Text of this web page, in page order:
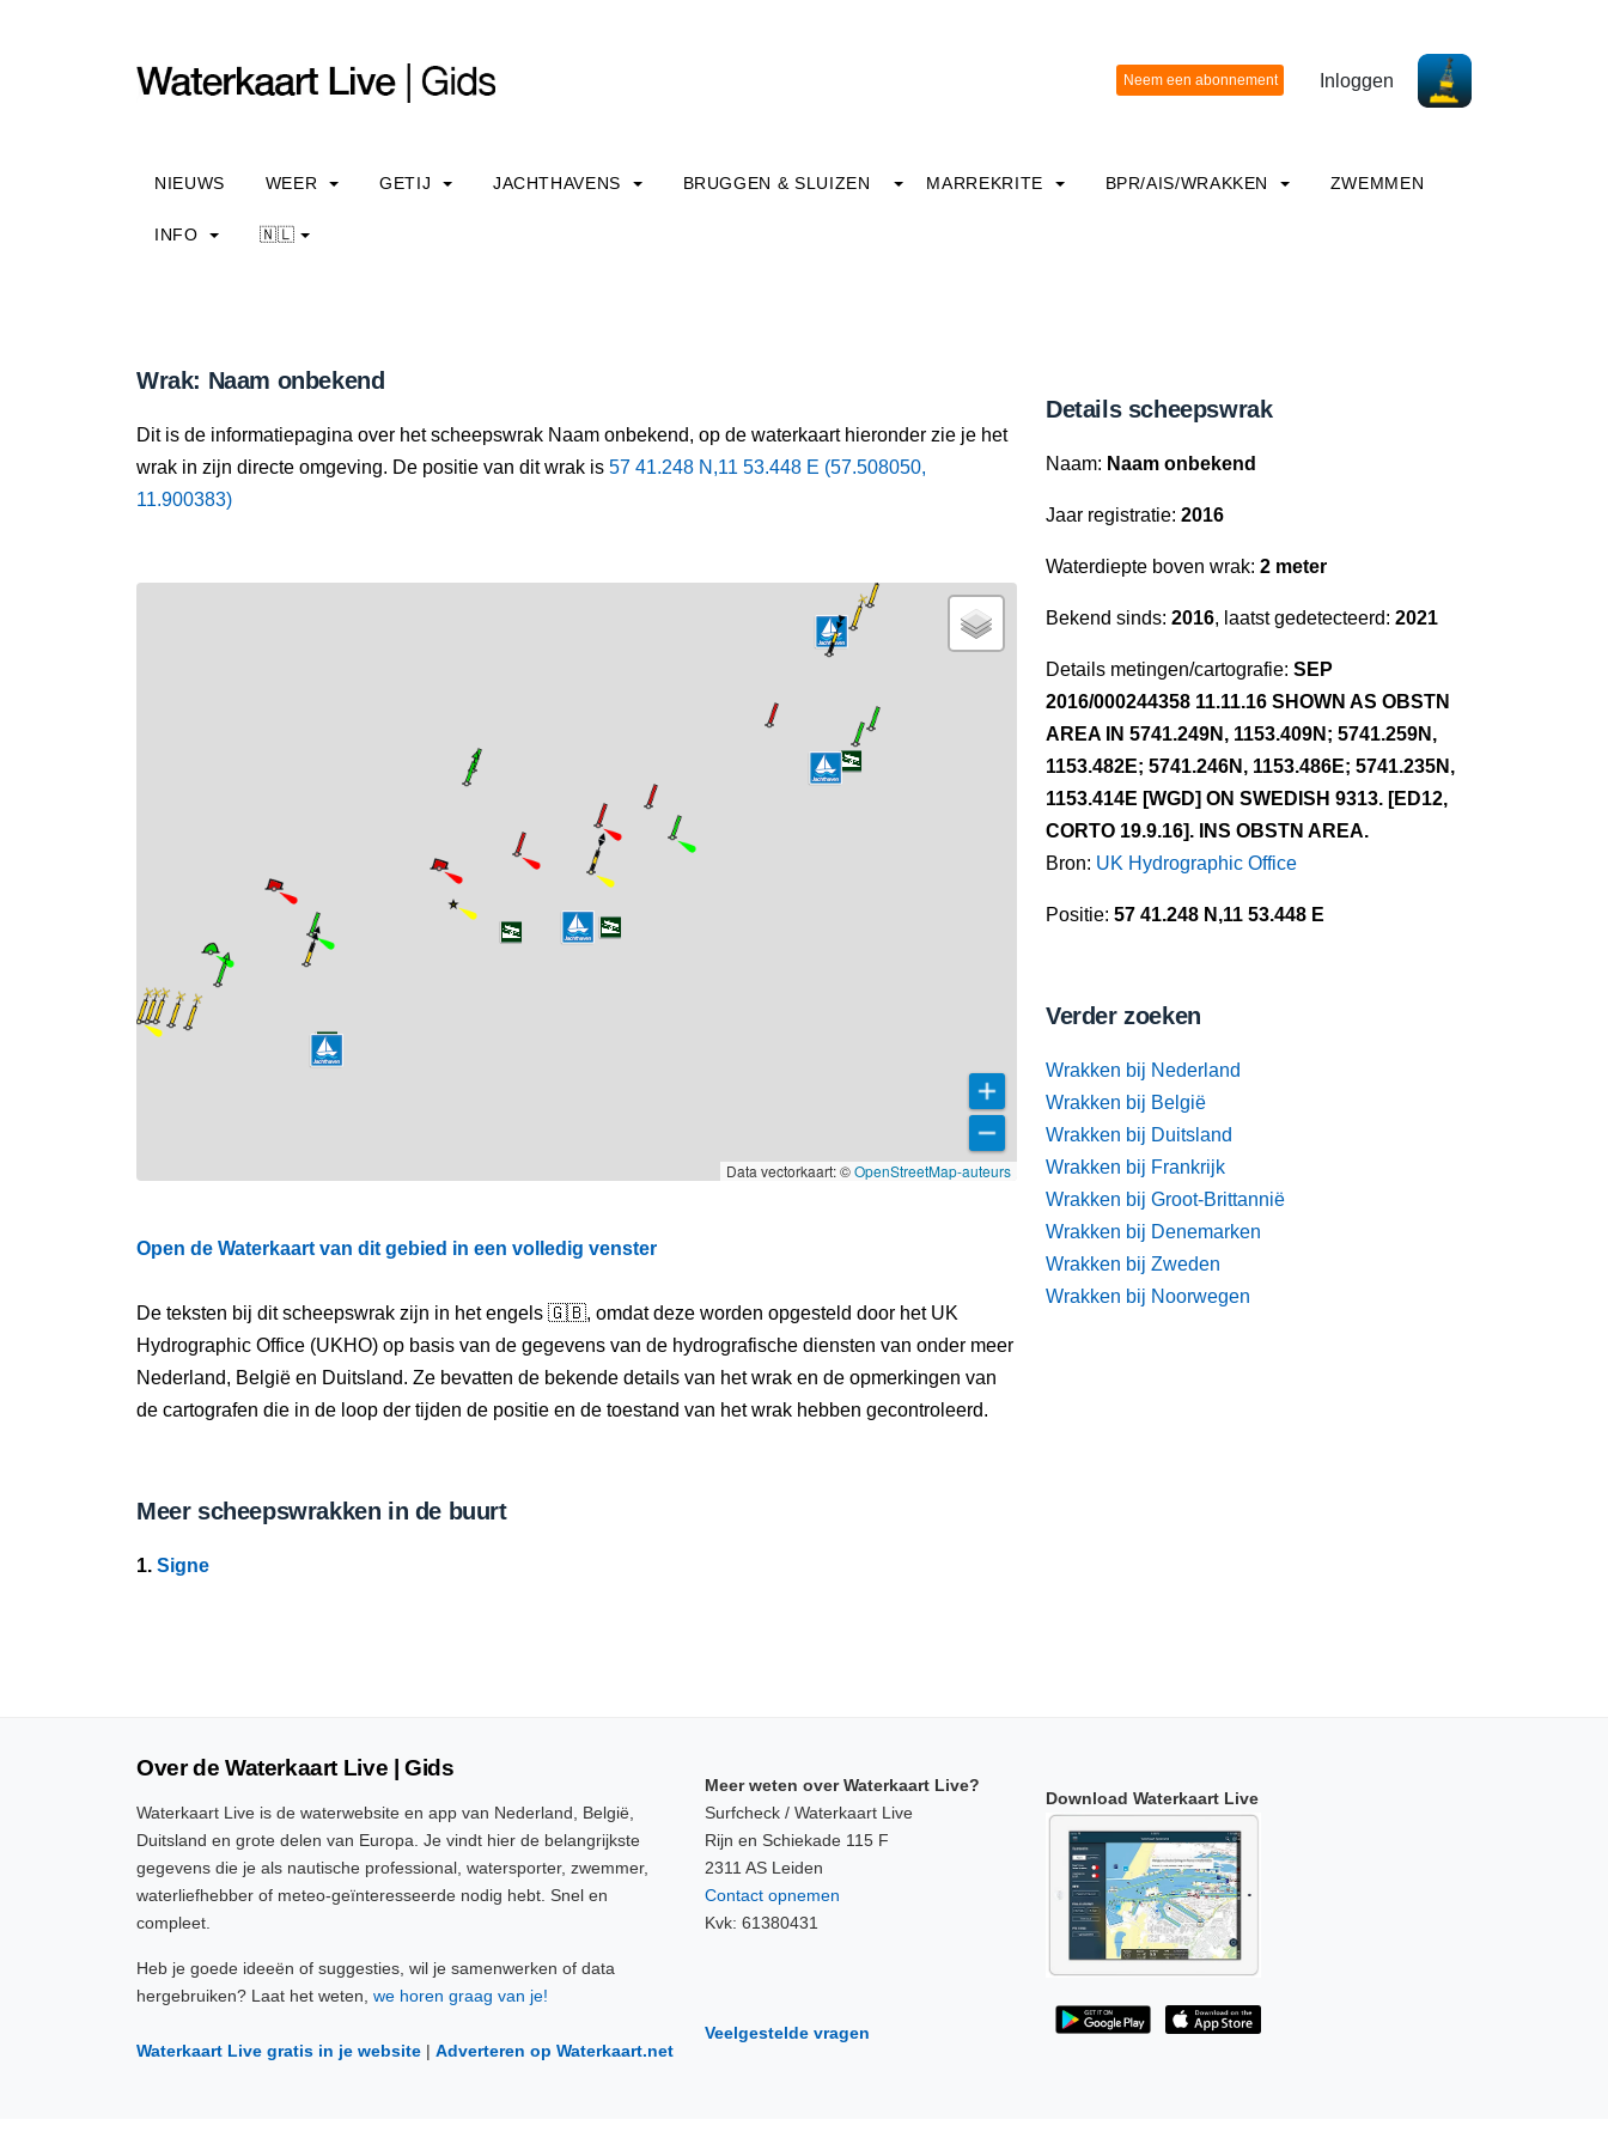
Inloggen
NIEUWS WEER GETIJ JACHTHAVENS BRUGGEN & SLUIZEN MARREKRITE BPR/AIS/WRAKKEN ZWEMMEN
INFO 🇳🇱
Wrak: Naam onbekend
Dit is de informatiepagina over het scheepswrak Naam onbekend, op de waterkaart hieronder zie je het
wrak in zijn directe omgeving. De positie van dit wrak is 57 41.248 N,11 53.448 E (57.508050,
11.900383)
Data vectorkaart: ©OpenStreetMap-auteurs
Open de Waterkaart van dit gebied in een volledig venster
De teksten bij dit scheepswrak zijn in het engels 🇬🇧, omdat deze worden opgesteld door het UK
Hydrographic Office (UKHO) op basis van de gegevens van de hydrografische diensten van onder meer
Nederland, België en Duitsland. Ze bevatten de bekende details van het wrak en de opmerkingen van
de cartografen die in de loop der tijden de positie en de toestand van het wrak hebben gecontroleerd.
Meer scheepswrakken in de buurt
1. Signe
Details scheepswrak
Naam: Naam onbekend
Jaar registratie: 2016
Waterdiepte boven wrak: 2 meter
Bekend sinds: 2016, laatst gedetecteerd: 2021
Details metingen/cartografie: SEP
2016/000244358 11.11.16 SHOWN AS OBSTN
AREA IN 5741.249N, 1153.409N; 5741.259N,
1153.482E; 5741.246N, 1153.486E; 5741.235N,
1153.414E [WGD] ON SWEDISH 9313. [ED12,
CORTO 19.9.16]. INS OBSTN AREA.
Bron: UK Hydrographic Office
Positie: 57 41.248 N,11 53.448 E
Verder zoeken
Wrakken bij Nederland
Wrakken bij België
Wrakken bij Duitsland
Wrakken bij Frankrijk
Wrakken bij Groot-Brittannië
Wrakken bij Denemarken
Wrakken bij Zweden
Wrakken bij Noorwegen
Over de Waterkaart Live | Gids
Waterkaart Live is de waterwebsite en app van Nederland, België,
Duitsland en grote delen van Europa. Je vindt hier de belangrijkste
gegevens die je als nautische professional, watersporter, zwemmer,
waterliefhebber of meteo-geïnteresseerde nodig hebt. Snel en
compleet.
Heb je goede ideeën of suggesties, wil je samenwerken of data
hergebruiken? Laat het weten, we horen graag van je!
Waterkaart Live gratis in je website | Adverteren op Waterkaart.net
Meer weten over Waterkaart Live?
Surfcheck / Waterkaart Live
Rijn en Schiekade 115 F
2311 AS Leiden
Contact opnemen
Kvk: 61380431
Veelgestelde vragen
Download Waterkaart Live